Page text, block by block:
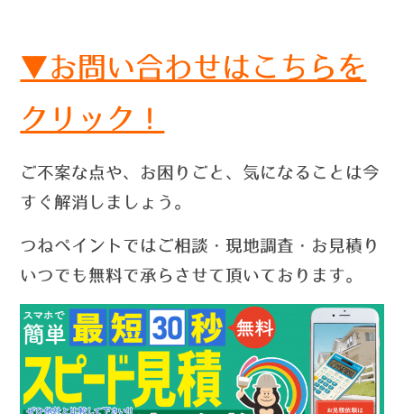
▼お問い合わせはこちらを
クリック！
ご不案な点や、お困りごと、気になることは今
すぐ解消しましょう。
つねペイントではご相談・現地調査・お見積り
いつでも無料で承らさせて頂いております。